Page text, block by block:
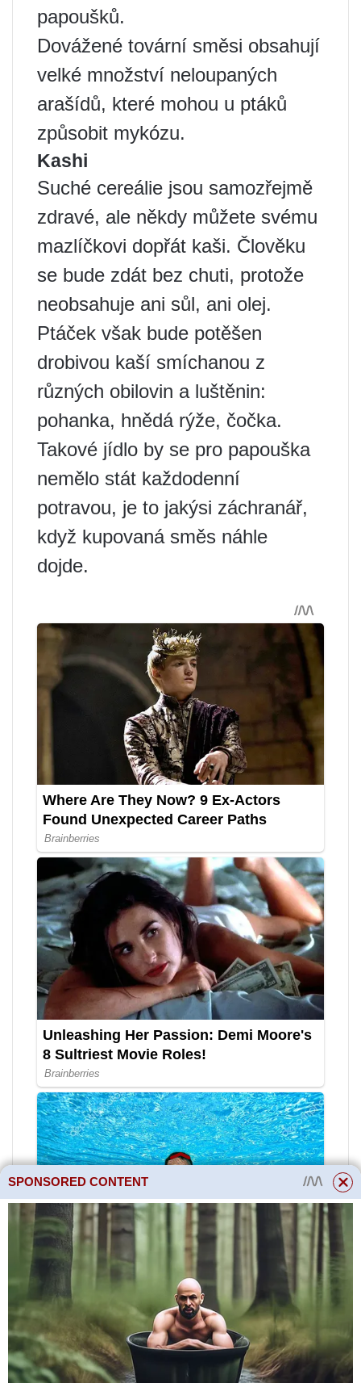
papoušků.
Dovážené tovární směsi obsahují
velké množství neloupaných
arašídů, které mohou u ptáků
způsobit mykózu.
Kashi
Suché cereálie jsou samozřejmě
zdravé, ale někdy můžete svému
mazlíčkovi dopřát kaši. Člověku
se bude zdát bez chuti, protože
neobsahuje ani sůl, ani olej.
Ptáček však bude potěšen
drobivou kaší smíchanou z
různých obilovin a luštěnin:
pohanka, hnědá rýže, čočka.
Takové jídlo by se pro papouška
nemělo stát každodenní
potravou, je to jakýsi záchranář,
když kupovaná směs náhle
dojde.
SPONSORED CONTENT